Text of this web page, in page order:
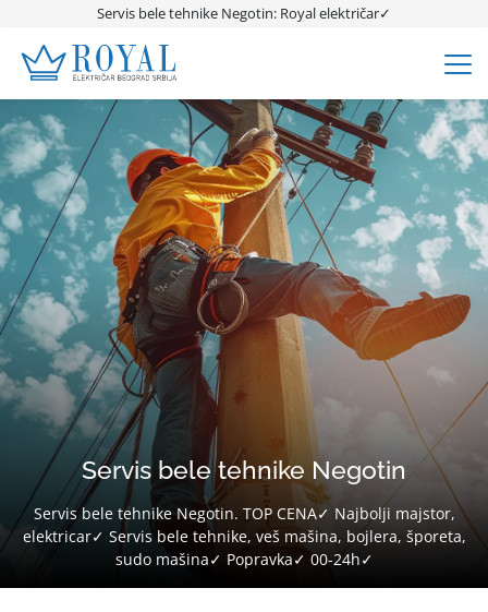
Servis bele tehnike Negotin: Royal električar✓
Servis bele tehnike Negotin
Servis bele tehnike Negotin. TOP CENA✓ Najbolji majstor,
elektricar✓ Servis bele tehnike, veš mašina, bojlera, šporeta,
sudo mašina✓ Popravka✓ 00-24h✓